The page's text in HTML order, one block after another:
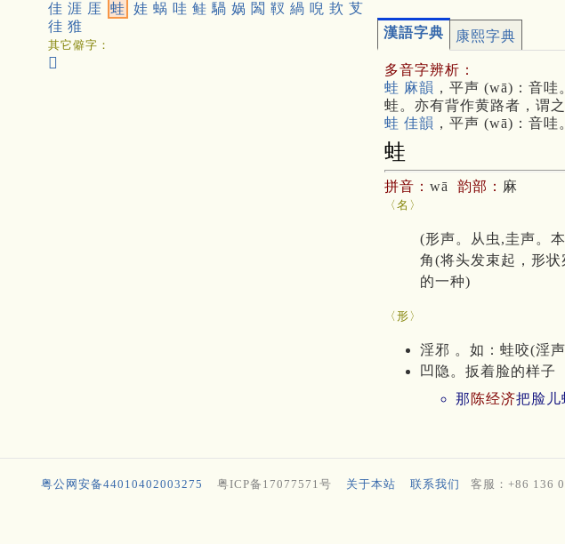
佳 涯 厓 蛙 娃 蜗 哇 鲑 騧 娲 䦱 靫 緺 唲 㰪 芆
徍 猚
其它僻字：
𦶎
漢語字典 康熙字典
多音字辨析：
蛙 麻韻 ，平声 (wā)：音
蛙。亦有背作黄路者，谓
蛙 佳韻 ，平声 (wā)：音
蛙
拼音： wā 韵部： 麻
〈名〉
(形声。从虫,圭声。
角(将头发束起，形
的一种)
〈形〉
淫邪 。如：蛙咬(淫
凹隐。扳着脸的样子
那 陈经济把脸
粤公网安备44010402003275 粤ICP备17077571号 关于本站 联系我们 客服：+86 136